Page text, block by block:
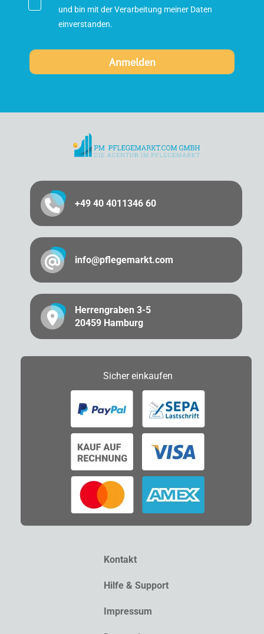
und bin mit der Verarbeitung meiner Daten
einverstanden.
+49 40 4011346 60
info@pflegemarkt.com
Herrengraben 3-5
20459 Hamburg
Sichereinkaufen
Kontakt
Hilfe & Support
Impressum